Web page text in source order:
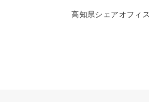
高知県シェアオフィ